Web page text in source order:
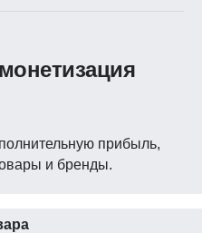
прибыль,
и бренды.